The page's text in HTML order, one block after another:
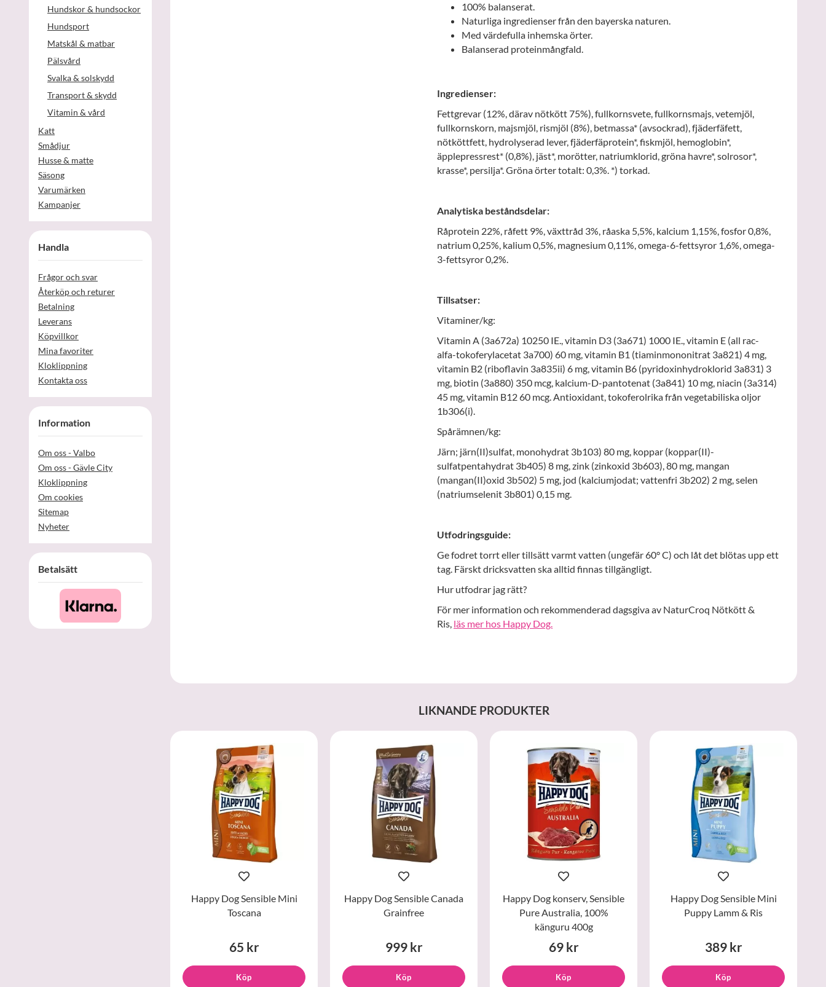
Hundskor & hundsockor
Hundsport
Matskål & matbar
Pälsvård
Svalka & solskydd
Transport & skydd
Vitamin & vård
Katt
Smådjur
Husse & matte
Säsong
Varumärken
Kampanjer
Handla
Frågor och svar
Återköp och returer
Betalning
Leverans
Köpvillkor
Mina favoriter
Kloklippning
Kontakta oss
Information
Om oss - Valbo
Om oss - Gävle City
Kloklippning
Om cookies
Sitemap
Nyheter
Betalsätt
100% balanserat.
Naturliga ingredienser från den bayerska naturen.
Med värdefulla inhemska örter.
Balanserad proteinmångfald.
Ingredienser:
Fettgrevar (12%, därav nötkött 75%), fullkornsvete, fullkornsmajs, vetemjöl,
fullkornskorn, majsmjöl, rismjöl (8%), betmassa* (avsockrad), fjäderfäfett,
nötköttfett, hydrolyserad lever, fjäderfäprotein*, fiskmjöl, hemoglobin*,
äpplepressrest* (0,8%), jäst*, morötter, natriumklorid, gröna havre*, solrosor*,
krasse*, persilja*. Gröna örter totalt: 0,3%. *) torkad.
Analytiska beståndsdelar:
Råprotein 22%, råfett 9%, växttråd 3%, råaska 5,5%, kalcium 1,15%, fosfor 0,8%,
natrium 0,25%, kalium 0,5%, magnesium 0,11%, omega-6-fettsyror 1,6%, omega-
3-fettsyror 0,2%.
Tillsatser:
Vitaminer/kg:
Vitamin A (3a672a) 10250 IE., vitamin D3 (3a671) 1000 IE., vitamin E (all rac-
alfa-tokoferylacetat 3a700) 60 mg, vitamin B1 (tiaminmononitrat 3a821) 4 mg,
vitamin B2 (riboflavin 3a835ii) 6 mg, vitamin B6 (pyridoxinhydroklorid 3a831) 3
mg, biotin (3a880) 350 mcg, kalcium-D-pantotenat (3a841) 10 mg, niacin (3a314)
45 mg, vitamin B12 60 mcg. Antioxidant, tokoferolrika från vegetabiliska oljor
1b306(i).
Spårämnen/kg:
Järn; järn(II)sulfat, monohydrat 3b103) 80 mg, koppar (koppar(II)-
sulfatpentahydrat 3b405) 8 mg, zink (zinkoxid 3b603), 80 mg, mangan
(mangan(II)oxid 3b502) 5 mg, jod (kalciumjodat; vattenfri 3b202) 2 mg, selen
(natriumselenit 3b801) 0,15 mg.
Utfodringsguide:
Ge fodret torrt eller tillsätt varmt vatten (ungefär 60° C) och låt det blötas upp ett
tag. Färskt dricksvatten ska alltid finnas tillgängligt.
Hur utfodrar jag rätt?
För mer information och rekommenderad dagsgiva av NaturCroq Nötkött &
Ris, läs mer hos Happy Dog.
LIKNANDE PRODUKTER
Happy Dog Sensible Mini
Toscana
65 kr
Köp
Happy Dog Sensible Canada
Grainfree
999 kr
Köp
Happy Dog konserv, Sensible
Pure Australia, 100%
känguru 400g
69 kr
Köp
Happy Dog Sensible Mini
Puppy Lamm & Ris
389 kr
Köp